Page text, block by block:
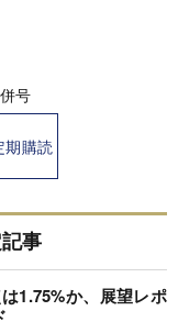
号
購読
事
1.75%か、展望レポ